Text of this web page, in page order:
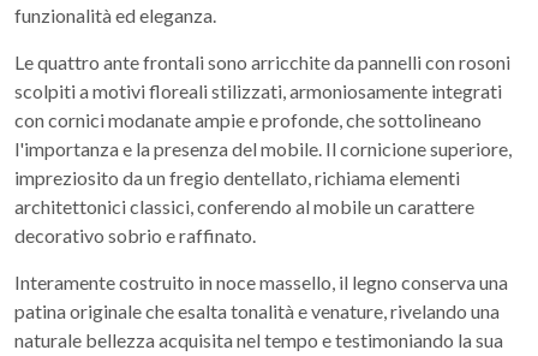
funzionalità ed eleganza.
Le quattro ante frontali sono arricchite da pannelli con rosoni
scolpiti a motivi floreali stilizzati, armoniosamente integrati
con cornici modanate ampie e profonde, che sottolineano
l'importanza e la presenza del mobile. Il cornicione superiore,
impreziosito da un fregio dentellato, richiama elementi
architettonici classici, conferendo al mobile un carattere
decorativo sobrio e raffinato.
Interamente costruito in noce massello, il legno conserva una
patina originale che esalta tonalità e venature, rivelando una
naturale bellezza acquisita nel tempo e testimoniando la sua